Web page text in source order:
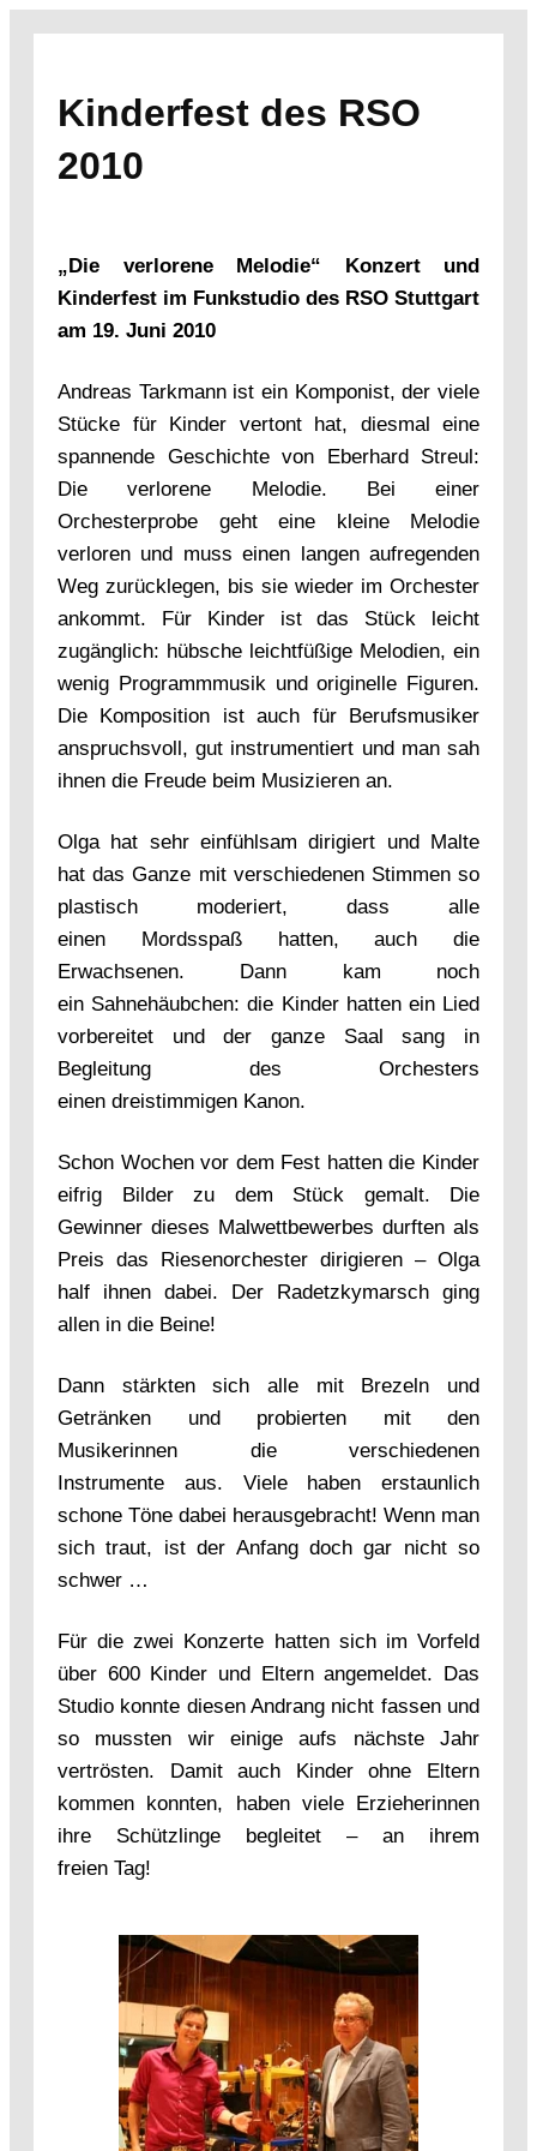
Kinderfest des RSO
2010
„Die verlorene Melodie“ Konzert und
Kinderfest im Funkstudio des RSO Stuttgart
am 19. Juni 2010
Andreas Tarkmann ist ein Komponist, der viele
Stücke für Kinder vertont hat, diesmal eine
spannende Geschichte von Eberhard Streul:
Die verlorene Melodie. Bei einer
Orchesterprobe geht eine kleine Melodie
verloren und muss einen langen aufregenden
Weg zurücklegen, bis sie wieder im Orchester
ankommt. Für Kinder ist das Stück leicht
zugänglich: hübsche leichtfüßige Melodien, ein
wenig Programmmusik und originelle Figuren.
Die Komposition ist auch für Berufsmusiker
anspruchsvoll, gut instrumentiert und man sah
ihnen die Freude beim Musizieren an.
Olga hat sehr einfühlsam dirigiert und Malte
hat das Ganze mit verschiedenen Stimmen so
plastisch moderiert, dass alle
einen Mordsspaß hatten, auch die
Erwachsenen. Dann kam noch
ein Sahnehäubchen: die Kinder hatten ein Lied
vorbereitet und der ganze Saal sang in
Begleitung des Orchesters
einen dreistimmigen Kanon.
Schon Wochen vor dem Fest hatten die Kinder
eifrig Bilder zu dem Stück gemalt. Die
Gewinner dieses Malwettbewerbes durften als
Preis das Riesenorchester dirigieren – Olga
half ihnen dabei. Der Radetzkymarsch ging
allen in die Beine!
Dann stärkten sich alle mit Brezeln und
Getränken und probierten mit den
Musikerinnen die verschiedenen
Instrumente aus. Viele haben erstaunlich
schone Töne dabei herausgebracht! Wenn man
sich traut, ist der Anfang doch gar nicht so
schwer …
Für die zwei Konzerte hatten sich im Vorfeld
über 600 Kinder und Eltern angemeldet. Das
Studio konnte diesen Andrang nicht fassen und
so mussten wir einige aufs nächste Jahr
vertrösten. Damit auch Kinder ohne Eltern
kommen konnten, haben viele Erzieherinnen
ihre Schützlinge begleitet – an ihrem
freien Tag!